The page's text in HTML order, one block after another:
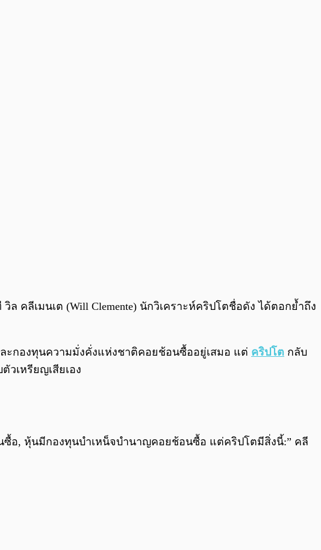
0:00/0:00
คลีเมนเต (Will Clemente) นักวิเคราะห์คริปโตชื่อดัง ได้ตอกย้ำถึง
กองทุนความมั่งคั่งแห่งชาติคอยช้อนซื้ออยู่เสมอ แต่ คริปโต กลับ
วเหรียญเสียเอง
อ, หุ้นมีกองทุนบำเหน็จบำนาญคอยช้อนซื้อ แต่คริปโตมีสิ่งนี้:” คลี